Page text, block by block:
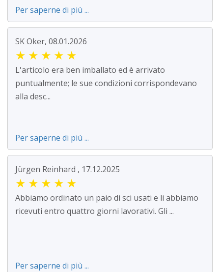
Per saperne di più ...
SK Oker, 08.01.2026
★ ★ ★ ★ ★
L'articolo era ben imballato ed è arrivato
puntualmente; le sue condizioni corrispondevano
alla desc...
Per saperne di più ...
Jürgen Reinhard , 17.12.2025
★ ★ ★ ★ ★
Abbiamo ordinato un paio di sci usati e li abbiamo
ricevuti entro quattro giorni lavorativi. Gli ...
Per saperne di più ...